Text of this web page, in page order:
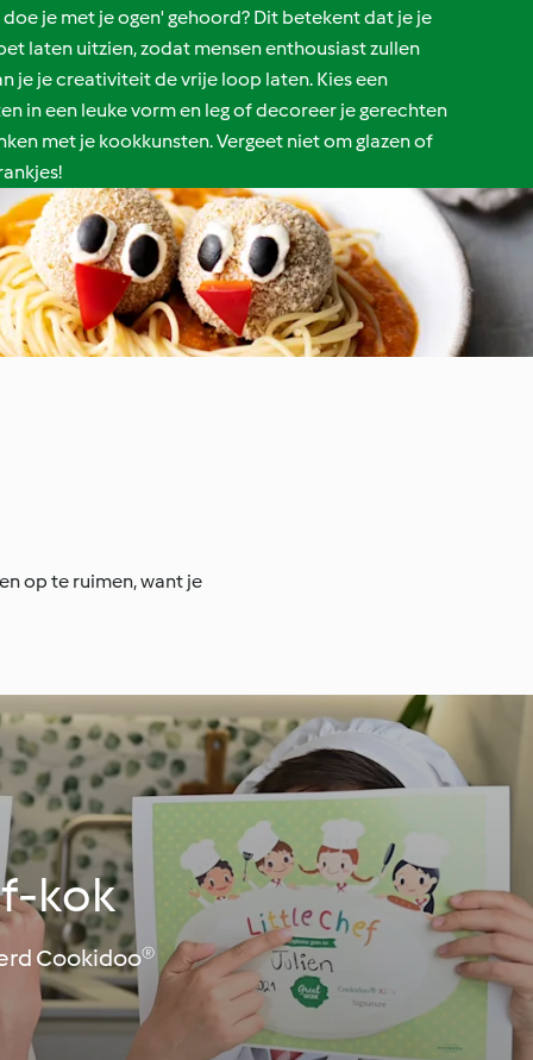
je met je ogen' gehoord? Dit betekent dat je je
laten uitzien, zodat mensen enthousiast zullen
je je creativiteit de vrije loop laten. Kies een
in een leuke vorm en leg of decoreer je gerechten
met je kookkunsten. Vergeet niet om glazen of
op te ruimen, want je
kok
Cookidoo®